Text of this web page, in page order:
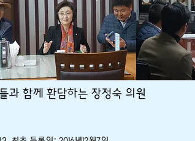
과 함께 환담하는 장정숙 의원